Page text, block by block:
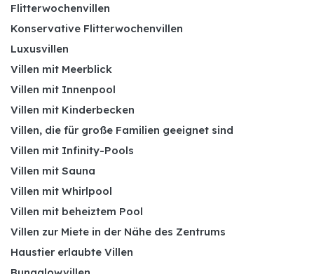
Flitterwochenvillen
Konservative Flitterwochenvillen
Luxusvillen
Villen mit Meerblick
Villen mit Innenpool
Villen mit Kinderbecken
Villen, die für große Familien geeignet sind
Villen mit Infinity-Pools
Villen mit Sauna
Villen mit Whirlpool
Villen mit beheiztem Pool
Villen zur Miete in der Nähe des Zentrums
Haustier erlaubte Villen